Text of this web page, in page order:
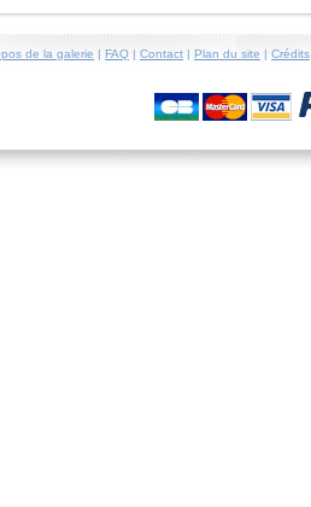
de la galerie | FAQ | Contact | Plan du site | Crédits